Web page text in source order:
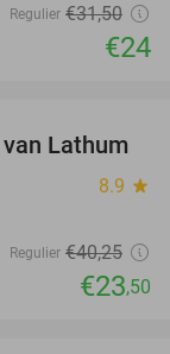
Regulier €31,50
€24
42%
Lathum
8.9 star
Regulier €40,25
€23,50